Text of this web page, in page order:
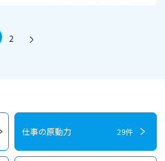
2
仕事の原動力 29件